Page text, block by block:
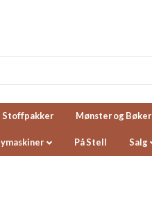
Stoffpakker Mønster og Bøker
På Stell Salg